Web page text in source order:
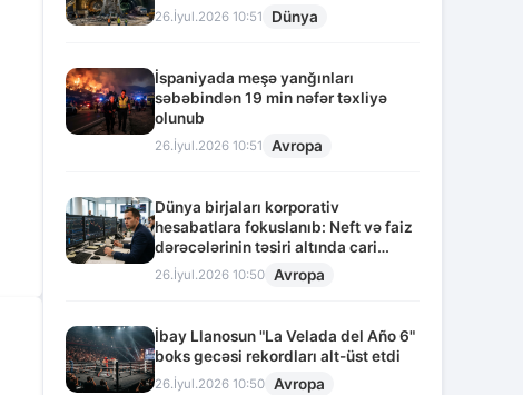
26.İyul.2026 10:51 Dünya
İspaniyada meşə yanğınları
səbəbindən 19 min nəfər təxliyə
olunub
26.İyul.2026 10:51 Avropa
Dünya birjaları korporativ
hesabatlara fokuslanıb: Neft və faiz
dərəcələrinin təsiri altında cari
vəziyyət
26.İyul.2026 10:50 Avropa
İbay Llanosun "La Velada del Año 6"
boks gecəsi rekordları alt-üst etdi
26.İyul.2026 10:50 Avropa